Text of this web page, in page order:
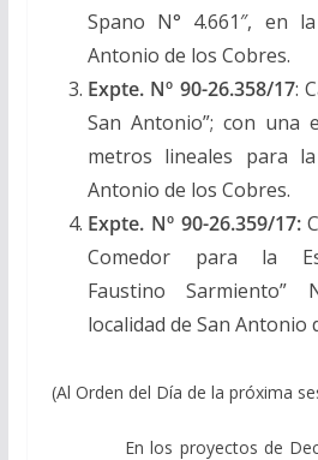
Spano N° 4.661″, en
Antonio de los Cobres.
Expte. Nº 90-26.358/17:
San Antonio”; con una
metros lineales para
Antonio de los Cobres.
Expte. Nº 90-26.359/17:
Comedor para la
Faustino
localidad de San Antonio
(Al Orden del Día de la próxima
En los proyectos de